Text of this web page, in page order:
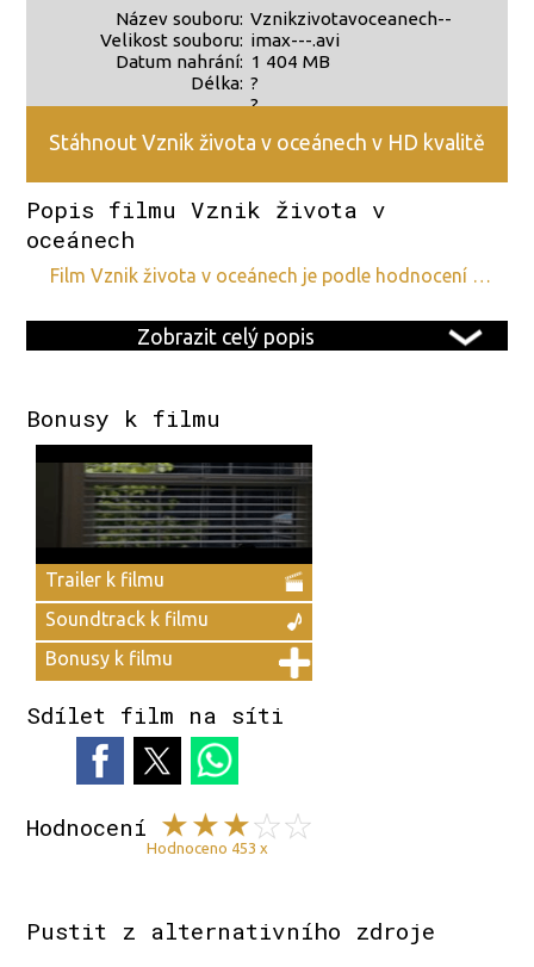
Název souboru:
Velikost souboru:
Datum nahrání:
Délka:
Vznikzivotavoceanech--
imax---.avi
1 404 MB
?
?
Stáhnout Vznik života v oceánech v HD kvalitě
Popis filmu Vznik života v
oceánech
film Vznik života v oceánech je podle hodnocení …
Zobrazit celý popis
Bonusy k filmu
Trailer k filmu
Soundtrack k filmu
Bonusy k filmu
Sdílet film na síti
Hodnocení
Hodnoceno 453 x
Pustit z alternativního zdroje